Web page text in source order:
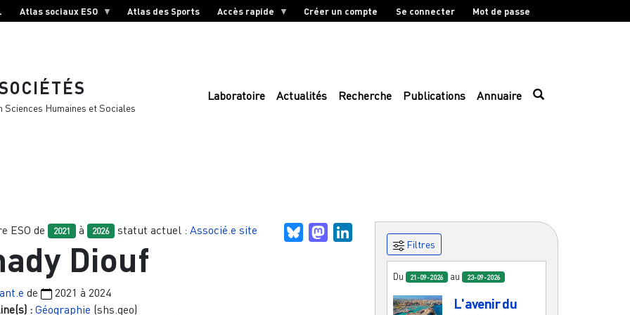
Atlas sociaux ESO Atlas des Sports Accès rapide Créer un compte Se connecter Mot de passe
Humaines et Sociales
Laboratoire Actualités Recherche Publications Annuaire
BlueskyMastodonLinkedIn
ESO de 2021 à 2026 statut actuel :Associé.e site
Diouf
de 2021 à 2024
: Géographie (shs.geo)
Filtres
Du 21-09-2026 au 23-09-2026
L'avenir du